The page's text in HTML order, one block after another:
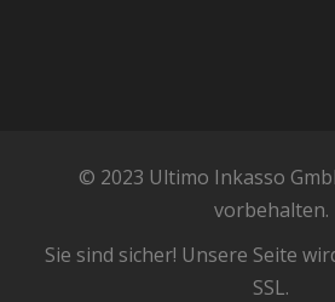
© 2023 Ultimo Inkasso
vorbehalten.
Sie sind sicher! Unsere Seite
SSL.